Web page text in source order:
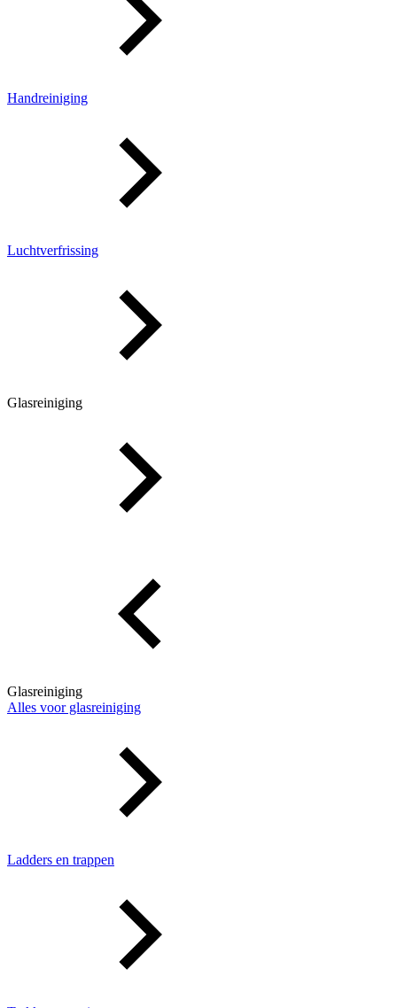
Handreiniging
Luchtverfrissing
Glasreiniging
Glasreiniging
Alles voor glasreiniging
Ladders en trappen